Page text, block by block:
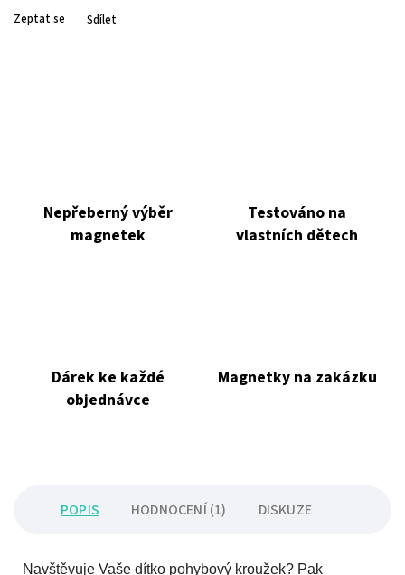
Zeptat se Sdílet
Nepřeberný výběr
magnetek
Testováno na
vlastních dětech
Dárek ke každé
objednávce
Magnetky na zakázku
POPIS HODNOCENÍ (1) DISKUZE
Navštěvuje Vaše dítko pohybový kroužek? Pak